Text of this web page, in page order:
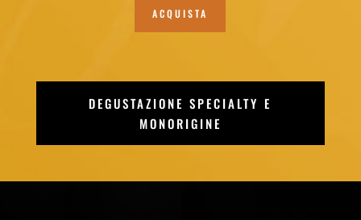
ACQUISTA
DEGUSTAZIONE SPECIALTY E
MONORIGINE